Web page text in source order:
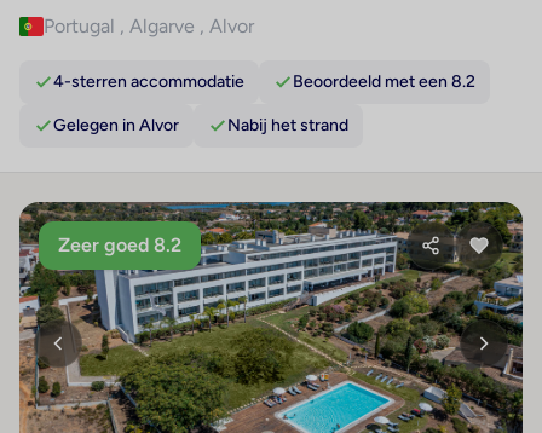
Portugal , Algarve , Alvor
4-sterren accommodatie Beoordeeld met een 8.2
Gelegen in Alvor Nabij het strand
Zeer goed 8.2